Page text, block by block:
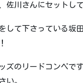
佐川さんにセットし
して下さっている坂
ズのリードコンペで
い。